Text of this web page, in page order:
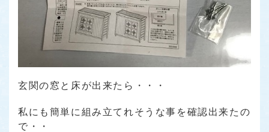
玄関の窓と床が出来たら・・・
私にも簡単に組み立てれそうな事を確認出来たの
で・・